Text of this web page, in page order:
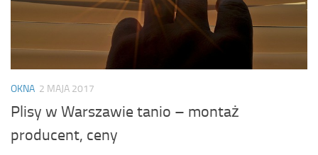
OKNA 2 MAJA 2017
Plisy w Warszawie tanio – montaż
producent, ceny